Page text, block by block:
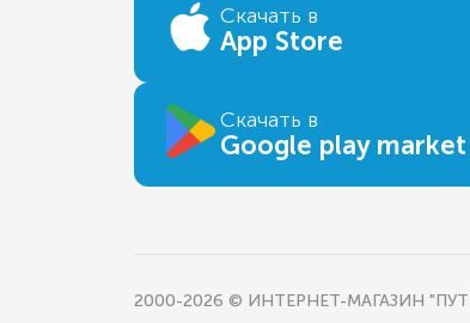
Скачать в
App Store
Скачать в
Google play market
2000-2026 © ИНТЕРНЕТ-МАГАЗИН